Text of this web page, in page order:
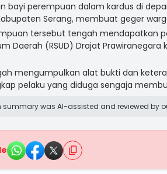
bayi perempuan dalam kardus di
Serang, membuat geger
tersebut tengah mendapatkan
Daerah (RSUD) Drajat Prawiranegara
mengumpulkan alat bukti dan
pelaku yang diduga sengaja
summary was AI-assisted and reviewed by